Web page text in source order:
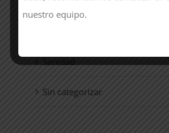
Sin categorizar
nuestro equipo.